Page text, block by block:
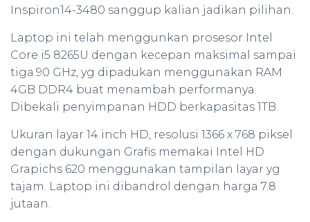
Inspiron14-3480 sanggup kalian jadikan pilihan.
Laptop ini telah menggunkan prosesor Intel
Core i5 8265U dengan kecepan maksimal sampai
tiga.90 GHz, yg dipadukan menggunakan RAM
4GB DDR4 buat menambah performanya.
Dibekali penyimpanan HDD berkapasitas 1TB.
Ukuran layar 14 inch HD, resolusi 1366 x 768 piksel
dengan dukungan Grafis memakai Intel HD
Grapichs 620 menggunakan tampilan layar yg
tajam. Laptop ini dibandrol dengan harga 7.8
jutaan.